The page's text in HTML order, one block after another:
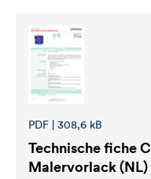
PDF | 308,6 kB
Technische fiche
Malervorlack (NL)